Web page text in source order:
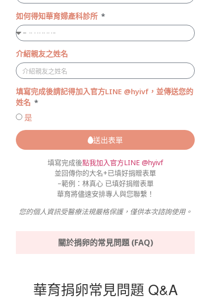
如何得知華育婦產科診所
介紹親友之姓名
填寫完成後請記得加入官方LINE @hyivf，並傳送您的
姓名
是
送出表單
填寫完成後點我加入官方LINE @hyivf
並回傳你的大名+已填好捐贈表單
–範例：林真心 已填好捐贈表單
華育將儘速安排專人與您聯繫！
您的個人資訊受醫療法規嚴格保護，僅供本次諮詢使用。
關於捐卵的常見問題 (FAQ)
華育捐卵常見問題 Q&A